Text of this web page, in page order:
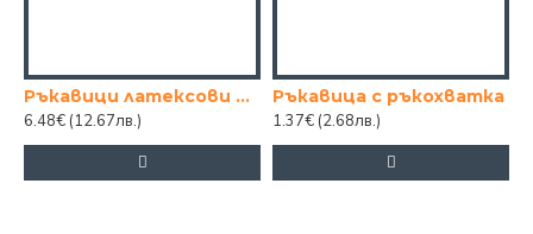
Ръкавици латексови кутия 100бр. l
6.48€ (12.67лв.)
Ръкавица с ръкохватка
1.37€ (2.68лв.)